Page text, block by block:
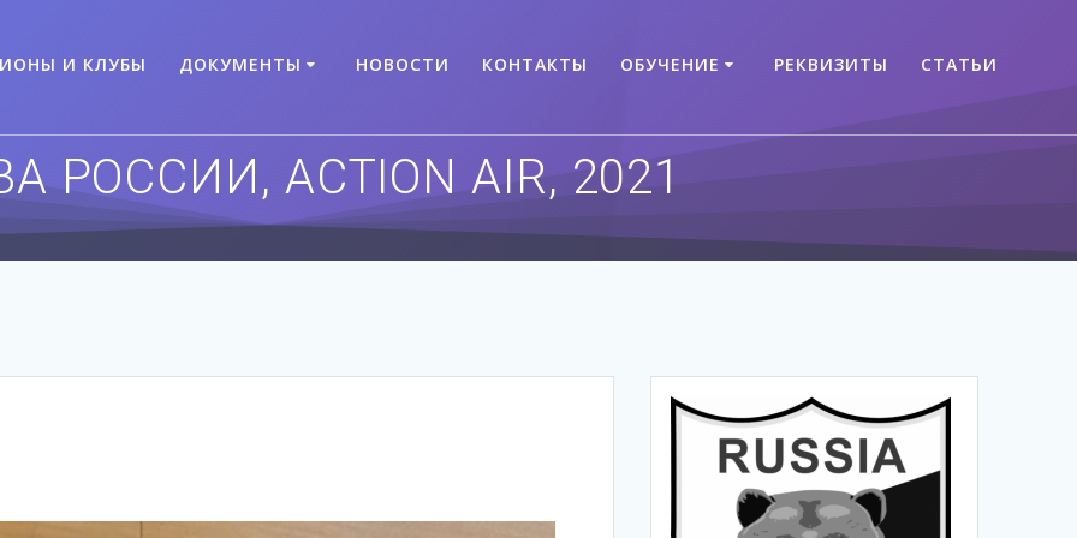
И КЛУБЫ ДОКУМЕНТЫ НОВОСТИ КОНТАКТЫ ОБУЧЕНИЕ РЕКВИЗИТЫ СТАТЬИ
РОССИИ, ACTION AIR, 2021